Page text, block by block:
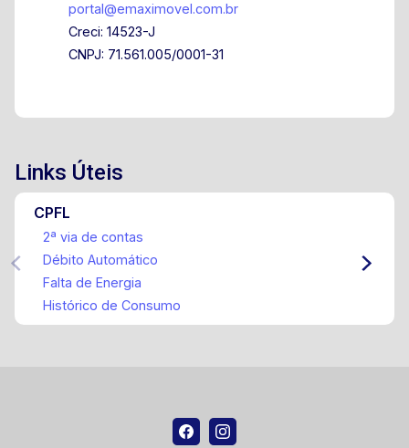
portal@emaximovel.com.br
Creci: 14523-J
CNPJ: 71.561.005/0001-31
Links Úteis
CPFL
2ª via de contas
Débito Automático
Falta de Energia
Histórico de Consumo